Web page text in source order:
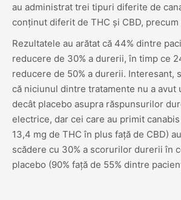
au administrat trei tipuri diferite de
conținut diferit de THC și CBD, precum
Rezultatele au arătat că 44% dintre
reducere de 30% a durerii, în timp ce
reducere de 50% a durerii. Interesant,
că niciunul dintre tratamente nu a avut
decât placebo asupra răspunsurilor
electrice, dar cei care au primit
13,4 mg de THC în plus față de CBD)
scădere cu 30% a scorurilor durerii în
placebo (90% față de 55% dintre